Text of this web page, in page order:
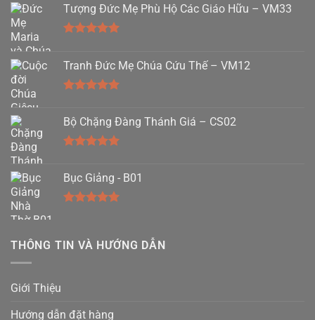
Tượng Đức Mẹ Phù Hộ Các Giáo Hữu – VM33
5 sao
Tranh Đức Mẹ Chúa Cứu Thế – VM12
5 sao
Bộ Chặng Đàng Thánh Giá – CS02
5 sao
Bục Giảng - B01
THÔNG TIN VÀ HƯỚNG DẪN
Giới Thiệu
Hướng dẫn đặt hàng